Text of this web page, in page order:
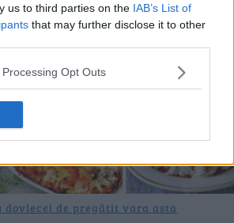
us to third parties on the IAB’s List of
that may further disclose it to other
Opt Outs
dovlecei de pregătit vara asta